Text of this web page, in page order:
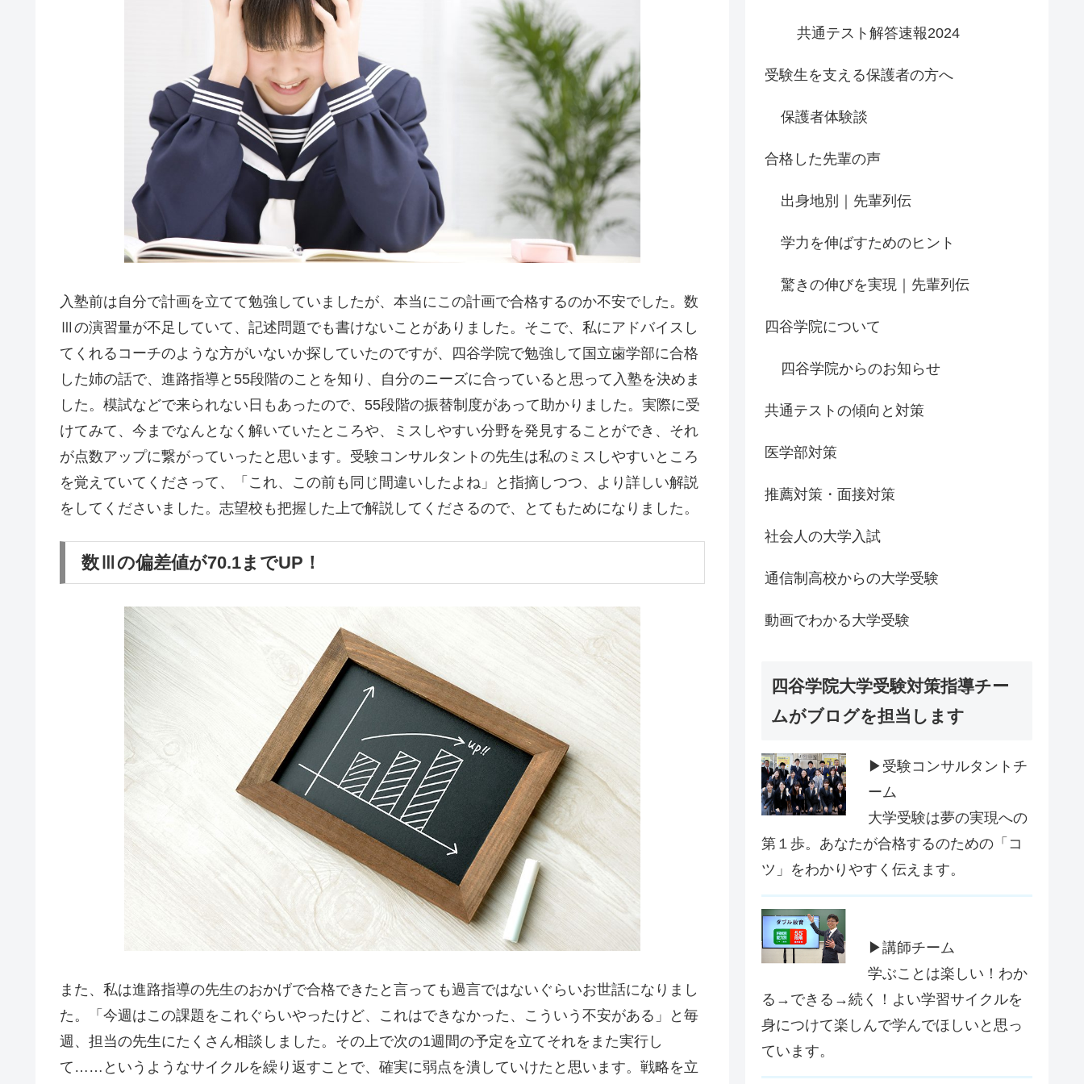
入塾前は自分で計画を立てて勉強していましたが、本当にこの計画で合格するのか不安でした。数
Ⅲの演習量が不足していて、記述問題でも書けないことがありました。そこで、私にアドバイスし
てくれるコーチのような方がいないか探していたのですが、四谷学院で勉強して国立歯学部に合格
した姉の話で、進路指導と55段階のことを知り、自分のニーズに合っていると思って入塾を決めま
した。模試などで来られない日もあったので、55段階の振替制度があって助かりました。実際に受
けてみて、今までなんとなく解いていたところや、ミスしやすい分野を発見することができ、それ
が点数アップに繋がっていったと思います。受験コンサルタントの先生は私のミスしやすいところ
を覚えていてくださって、「これ、この前も同じ間違いしたよね」と指摘しつつ、より詳しい解説
をしてくださいました。志望校も把握した上で解説してくださるので、とてもためになりました。
数Ⅲの偏差値が70.1までUP！
また、私は進路指導の先生のおかげで合格できたと言っても過言ではないぐらいお世話になりまし
た。「今週はこの課題をこれぐらいやったけど、これはできなかった、こういう不安がある」と毎
週、担当の先生にたくさん相談しました。その上で次の1週間の予定を立てそれをまた実行し
て……というようなサイクルを繰り返すことで、確実に弱点を潰していけたと思います。戦略を立
共通テスト解答速報2024
受験生を支える保護者の方へ
保護者体験談
合格した先輩の声
出身地別｜先輩列伝
学力を伸ばすためのヒント
驚きの伸びを実現｜先輩列伝
四谷学院について
四谷学院からのお知らせ
共通テストの傾向と対策
医学部対策
推薦対策・面接対策
社会人の大学入試
通信制高校からの大学受験
動画でわかる大学受験
四谷学院大学受験対策指導チー
ムがブログを担当します
▶受験コンサルタントチ
ーム
大学受験は夢の実現への
第１歩。あなたが合格するのための「コ
ツ」をわかりやすく伝えます。
▶講師チーム
学ぶことは楽しい！わか
る→できる→続く！よい学習サイクルを
身につけて楽しんで学んでほしいと思っ
ています。